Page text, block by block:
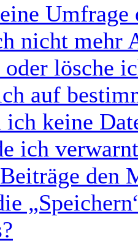
Umfrage
nicht mehr
lösche
auf
keine
ich
den